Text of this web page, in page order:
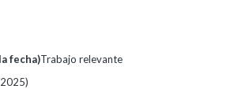
fecha)Trabajo relevante